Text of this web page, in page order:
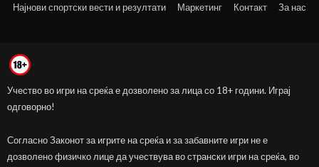
Најнови спортски вести и резултати Маркетинг Контакт За нас
Учество во игри на среќа е дозволено за лица со 18+ години. Играј
одговорно!
Согласно Законот за игрите на среќа и за забавните игри не е
дозволено физичко лице да учествува во странски игри на среќа, во